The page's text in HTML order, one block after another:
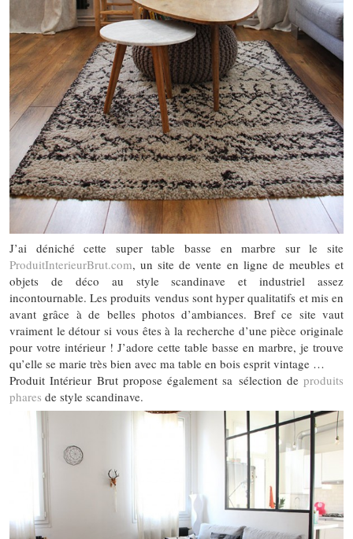
J’ai déniché cette super table basse en marbre sur le site
ProduitInterieurBrut.com, un site de vente en ligne de meubles et
objets de déco au style scandinave et industriel assez
incontournable. Les produits vendus sont hyper qualitatifs et mis en
avant grâce à de belles photos d’ambiances. Bref ce site vaut
vraiment le détour si vous êtes à la recherche d’une pièce originale
pour votre intérieur ! J’adore cette table basse en marbre, je trouve
qu’elle se marie très bien avec ma table en bois esprit vintage …
Produit Intérieur Brut propose également sa sélection de produits
phares de style scandinave.